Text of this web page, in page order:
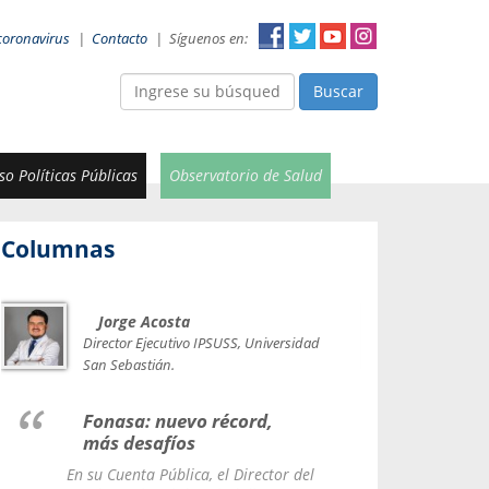
| Contacto | Síguenos en:
Buscar
Políticas Públicas Observatorio de Salud
Columnas
Jorge Acosta
Director Ejecutivo IPSUSS, Universidad
San Sebastián.
Fonasa: nuevo récord,
más desafíos
En su Cuenta Pública, el Director del